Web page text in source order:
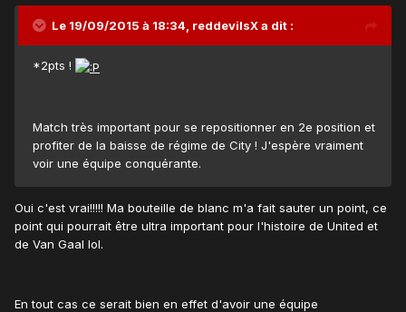
Le 19/09/2015 à 18:34, reddevilsX a dit :
*2pts !
Match très important pour se repositionner en 2e position et
profiter de la baisse de régime de City ! J'espère vraiment
voir une équipe conquérante.
Oui c'est vrai!!!!! Ma bouteille de blanc m'a fait sauter un point, ce
point qui pourrait être ultra important pour l'histoire de United et
de Van Gaal lol.
En tout cas ce serait bien en effet d'avoir une équipe